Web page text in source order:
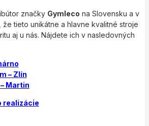
značky Gymleco na Slovensku a v
že tieto unikátne a hlavne kvalitné stroje
aj u nás. Nájdete ich v nasledovných
– Zlín
Martin
realizácie